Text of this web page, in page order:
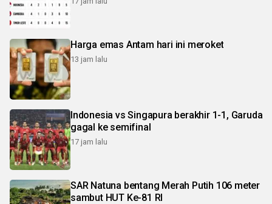
Harga emas Antam hari ini meroket
13 jam lalu
Indonesia vs Singapura berakhir 1-1, Garuda
gagal ke semifinal
17 jam lalu
SAR Natuna bentang Merah Putih 106 meter
sambut HUT Ke-81 RI